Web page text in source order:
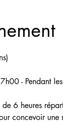
- Pendant les
6 heures
concevoir